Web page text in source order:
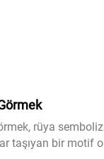
rüya
taşıyan bir motif